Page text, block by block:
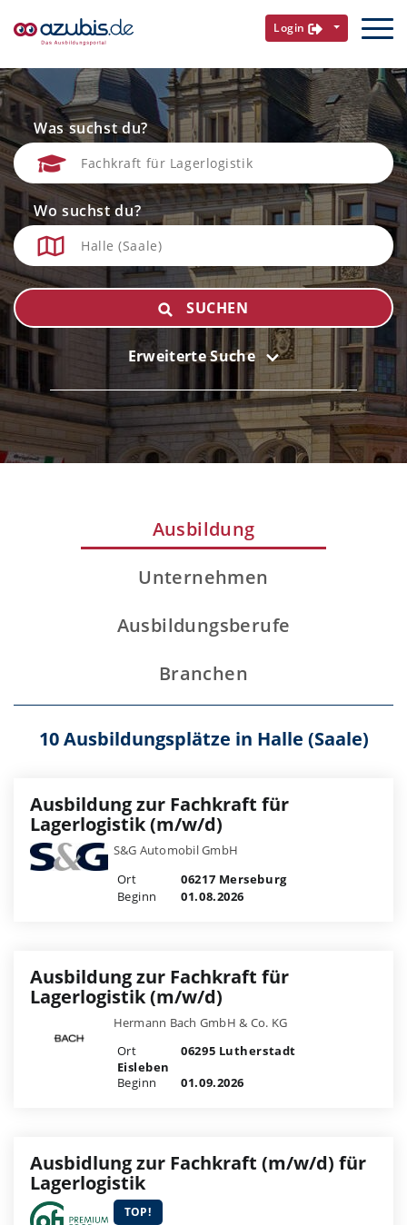
Login
Was suchst du?
Wo suchst du?
SUCHEN
Erweiterte Suche
Ausbildung
Unternehmen
Ausbildungsberufe
Branchen
10 Ausbildungsplätze in Halle (Saale)
Ausbildung zur Fachkraft für
Lagerlogistik (m/w/d)
S&G Automobil GmbH
Ort
06217 Merseburg
Beginn
01.08.2026
Ausbildung zur Fachkraft für
Lagerlogistik (m/w/d)
Hermann Bach GmbH & Co. KG
Ort
06295 Lutherstadt
Eisleben
Beginn
01.09.2026
Ausbidlung zur Fachkraft (m/w/d) für
Lagerlogistik
TOP!